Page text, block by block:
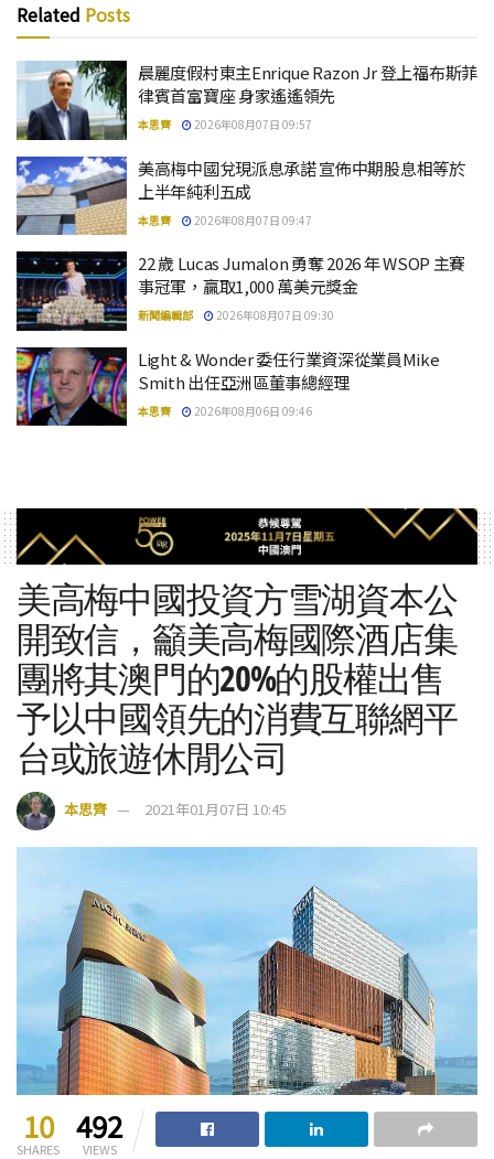
Related Posts
晨麗度假村東主Enrique Razon Jr 登上福布斯菲
律賓首富寶座 身家遙遙領先
本思齊 2026年08月07日 09:57
美高梅中國兌現派息承諾 宣佈中期股息相等於
上半年純利五成
本思齊 2026年08月07日 09:47
22 歲 Lucas Jumalon 勇奪 2026 年 WSOP 主賽
事冠軍，贏取1,000 萬美元獎金
新聞編輯部 2026年08月07日 09:30
Light & Wonder 委任行業資深從業員Mike
Smith 出任亞洲區董事總經理
本思齊 2026年08月06日 09:46
美高梅中國投資方雪湖資本公
開致信，籲美高梅國際酒店集
團將其澳門的20%的股權出售
予以中國領先的消費互聯網平
台或旅遊休閒公司
本思齊 2021年01月07日 10:45
10
SHARES
492
VIEWS